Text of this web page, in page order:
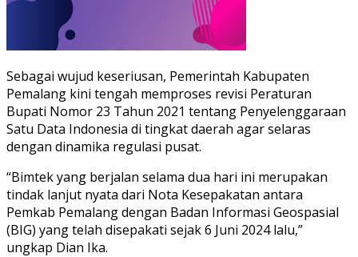
Sebagai wujud keseriusan, Pemerintah Kabupaten
Pemalang kini tengah memproses revisi Peraturan
Bupati Nomor 23 Tahun 2021 tentang Penyelenggaraan
Satu Data Indonesia di tingkat daerah agar selaras
dengan dinamika regulasi pusat.
“Bimtek yang berjalan selama dua hari ini merupakan
tindak lanjut nyata dari Nota Kesepakatan antara
Pemkab Pemalang dengan Badan Informasi Geospasial
(BIG) yang telah disepakati sejak 6 Juni 2024 lalu,”
ungkap Dian Ika.